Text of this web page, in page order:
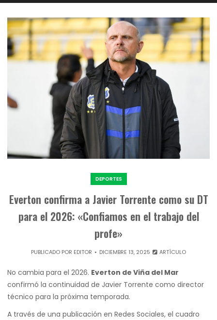
DEPORTES
Everton confirma a Javier Torrente como su DT
para el 2026: «Confiamos en el trabajo del
profe»
PUBLICADO POR EDITOR DICIEMBRE 13, 2025 ARTÍCULO
No cambia para el 2026. Everton de Viña del Mar
confirmó la continuidad de Javier Torrente como director
técnico para la próxima temporada.
A través de una publicación en Redes Sociales, el cuadro